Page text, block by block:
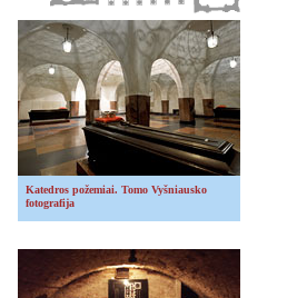
Katedros požemiai. Tomo Vyšniausko
fotografija